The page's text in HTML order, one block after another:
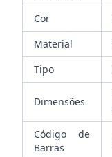
Cor
Material
Tipo
Dimensões
Código de
Barras